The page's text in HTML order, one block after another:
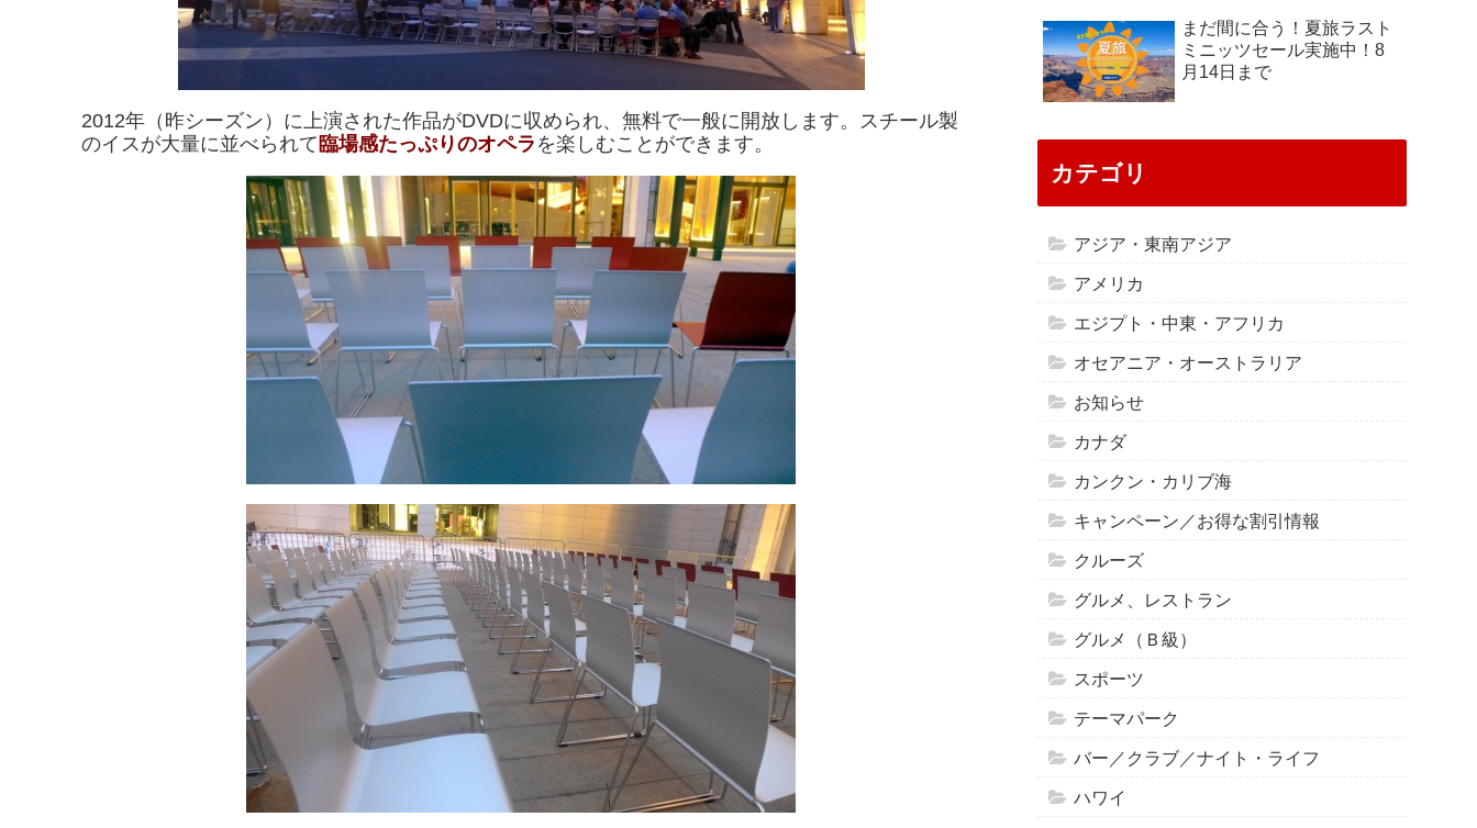
2012年（昨シーズン）に上演された作品がDVDに収められ、無料で一般に開放します。スチール製
のイスが大量に並べられて 臨場感たっぷりのオペラ を楽しむことができます。
まだ間に合う！夏旅ラスト
ミニッツセール実施中！8
月14日まで
カテゴリ
アジア・東南アジア
アメリカ
エジプト・中東・アフリカ
オセアニア・オーストラリア
お知らせ
カナダ
カンクン・カリブ海
キャンペーン／お得な割引情報
クルーズ
グルメ、レストラン
グルメ（Ｂ級）
スポーツ
テーマパーク
バー／クラブ／ナイト・ライフ
ハワイ